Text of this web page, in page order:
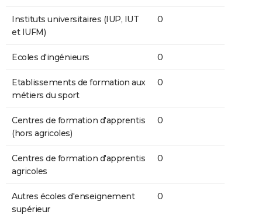
Instituts universitaires (IUP, IUT
et IUFM)
0
Ecoles d'ingénieurs 0
Etablissements de formation aux
métiers du sport
0
Centres de formation d'apprentis
(hors agricoles)
0
Centres de formation d'apprentis
agricoles
0
Autres écoles d'enseignement
supérieur
0